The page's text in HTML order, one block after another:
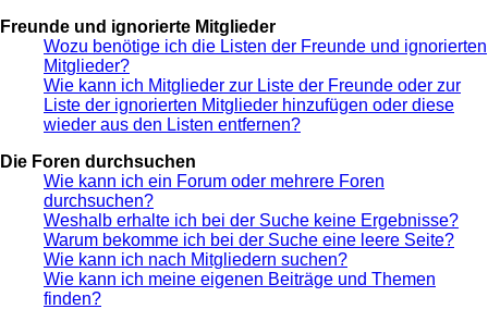
Freunde und ignorierte Mitglieder
Wozu benötige ich die Listen der Freunde und ignorierten
Mitglieder?
Wie kann ich Mitglieder zur Liste der Freunde oder zur
Liste der ignorierten Mitglieder hinzufügen oder diese
wieder aus den Listen entfernen?
Die Foren durchsuchen
Wie kann ich ein Forum oder mehrere Foren
durchsuchen?
Weshalb erhalte ich bei der Suche keine Ergebnisse?
Warum bekomme ich bei der Suche eine leere Seite?
Wie kann ich nach Mitgliedern suchen?
Wie kann ich meine eigenen Beiträge und Themen
finden?